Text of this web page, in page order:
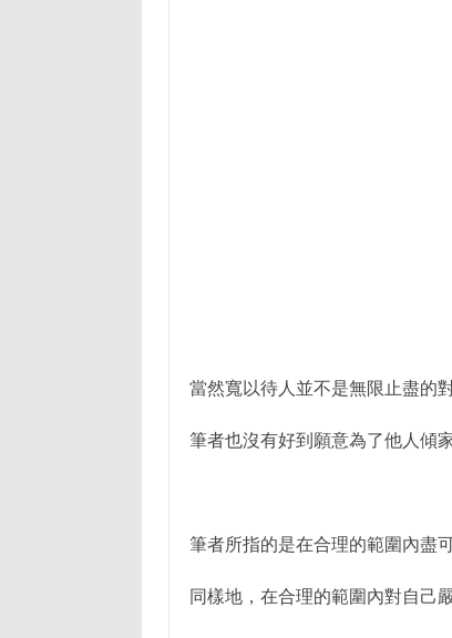
當然寬以待人並不是無限止盡的
筆者也沒有好到願意為了他人傾
筆者所指的是在合理的範圍內盡
同樣地，在合理的範圍內對自己